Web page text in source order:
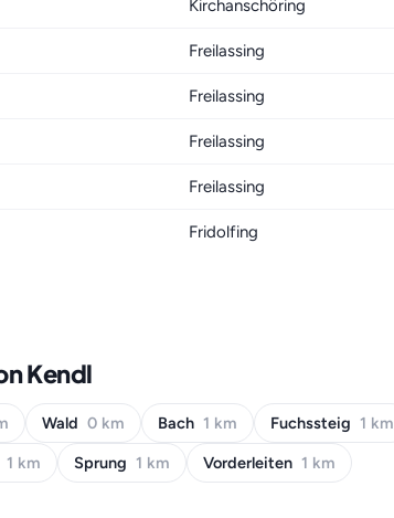
Kirchanschöring
Freilassing
Freilassing
Freilassing
Freilassing
Fridolfing
Kendl
Wald 0 km Bach 1 km Fuchssteig 1 km
1 km Sprung 1 km Vorderleiten 1 km